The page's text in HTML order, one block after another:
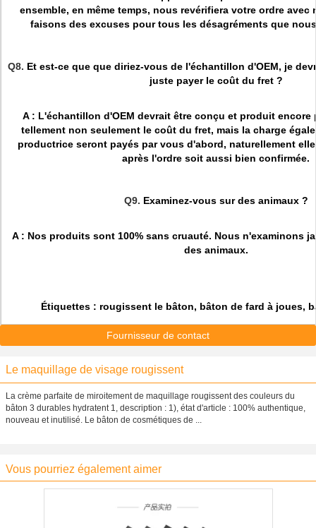
ensemble, en même temps, nous revérifiera votre ordre avec
faisons des excuses pour tous les désagréments que
Q8. Et est-ce que que diriez-vous de l'échantillon d'OEM, je
juste payer le coût du fret ?
A : L'échantillon d'OEM devrait être conçu et produit
tellement non seulement le coût du fret, mais la charge
productrice seront payés par vous d'abord, naturellement
après l'ordre soit aussi bien confirmée.
Q9. Examinez-vous sur des animaux ?
A : Nos produits sont 100% sans cruauté. Nous n'examinons
des animaux.
Étiquettes : rougissent le bâton, bâton de fard à joues,
Fournisseur de contact
Le maquillage de visage rougissent
La crème parfaite de miroitement de maquillage rougissent des couleurs du
bâton 3 durables hydratent 1, description : 1), état d'article : 100% authentique,
nouveau et inutilisé. Le bâton de cosmétiques de ...
Vous pourriez également aimer